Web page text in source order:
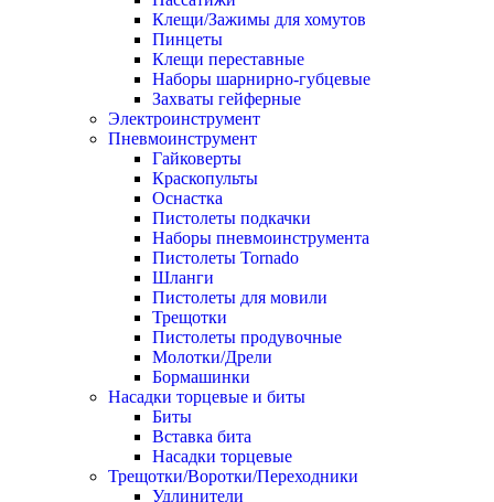
Клещи/Зажимы для хомутов
Пинцеты
Клещи переставные
Наборы шарнирно-губцевые
Захваты гейферные
Электроинструмент
Пневмоинструмент
Гайковерты
Краскопульты
Оснастка
Пистолеты подкачки
Наборы пневмоинструмента
Пистолеты Tornado
Шланги
Пистолеты для мовили
Трещотки
Пистолеты продувочные
Молотки/Дрели
Бормашинки
Насадки торцевые и биты
Биты
Вставка бита
Насадки торцевые
Трещотки/Воротки/Переходники
Удлинители